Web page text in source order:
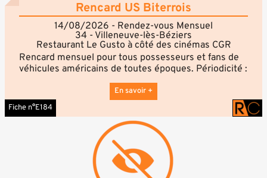
Rencard US Biterrois
14/08/2026 - Rendez-vous Mensuel
34 - Villeneuve-lès-Béziers
Restaurant Le Gusto à côté des cinémas CGR
Rencard mensuel pour tous possesseurs et fans de
véhicules américains de toutes époques. Périodicité :
le 2e vendredi de chaque mois.
Retrouvez-nous sur notre page Facebook Rencard
US Biterrois pour confirmer votre participation ou par
téléphone.
Accueil sur site à partir de 19h.
Exceptionnellement le rencard US Biterrois est
décalé d’une semaine, il aura donc lieu vendredi 16
janvier au lieu du 9 janvier
En savoir +
Fiche n°E184